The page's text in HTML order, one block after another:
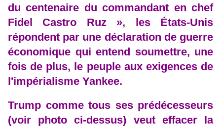
du centenaire du commandant en chef
Fidel Castro Ruz », les États-Unis
répondent par une déclaration de guerre
économique qui entend soumettre, une
fois de plus, le peuple aux exigences de
l'impérialisme Yankee.
Trump comme tous ses prédécesseurs
(voir photo ci-dessus) veut effacer la